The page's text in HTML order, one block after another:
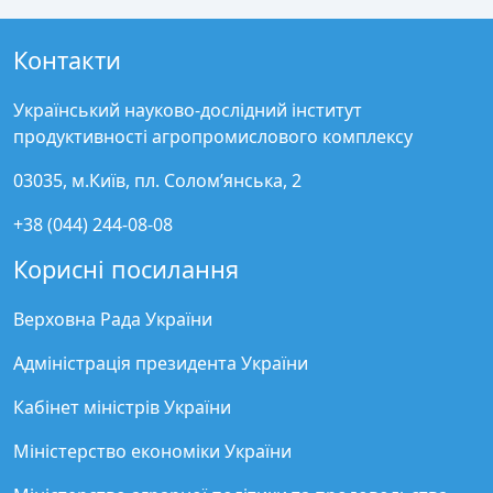
Контакти
Український науково-дослідний інститут
продуктивності агропромислового комплексу
03035, м.Київ, пл. Солом’янська, 2
+38 (044) 244-08-08
Корисні посилання
Верховна Рада України
Адміністрація президента України
Кабінет міністрів України
Міністерство економіки України